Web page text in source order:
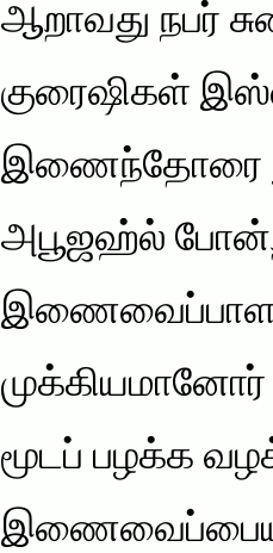
ஆறாவது நபர்
குரைஷிகள்
இணைந்தோரை
அபூஜஹ்ல்
மூடப் பழக்க